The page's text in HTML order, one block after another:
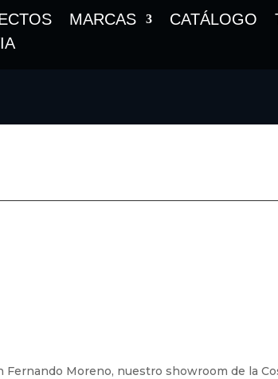
MARCAS CATÁLOGO
Fernando Moreno, nuestro showroom de la